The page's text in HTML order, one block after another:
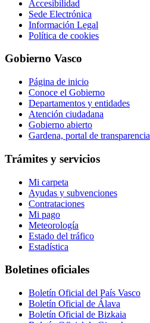
Accesibilidad
Sede Electrónica
Información Legal
Política de cookies
Gobierno Vasco
Página de inicio
Conoce el Gobierno
Departamentos y entidades
Atención ciudadana
Gobierno abierto
Gardena, portal de transparencia
Trámites y servicios
Mi carpeta
Ayudas y subvenciones
Contrataciones
Mi pago
Meteorología
Estado del tráfico
Estadística
Boletines oficiales
Boletín Oficial del País Vasco
Boletín Oficial de Álava
Boletín Oficial de Bizkaia